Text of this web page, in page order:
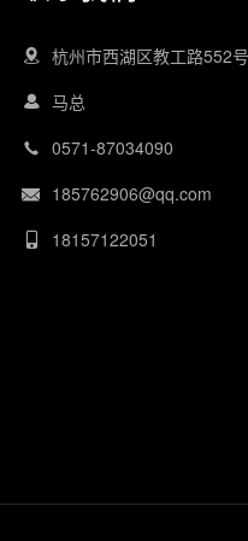
杭州市西湖区教工路552号
马总
0571-87034090
185762906@qq.com
18157122051